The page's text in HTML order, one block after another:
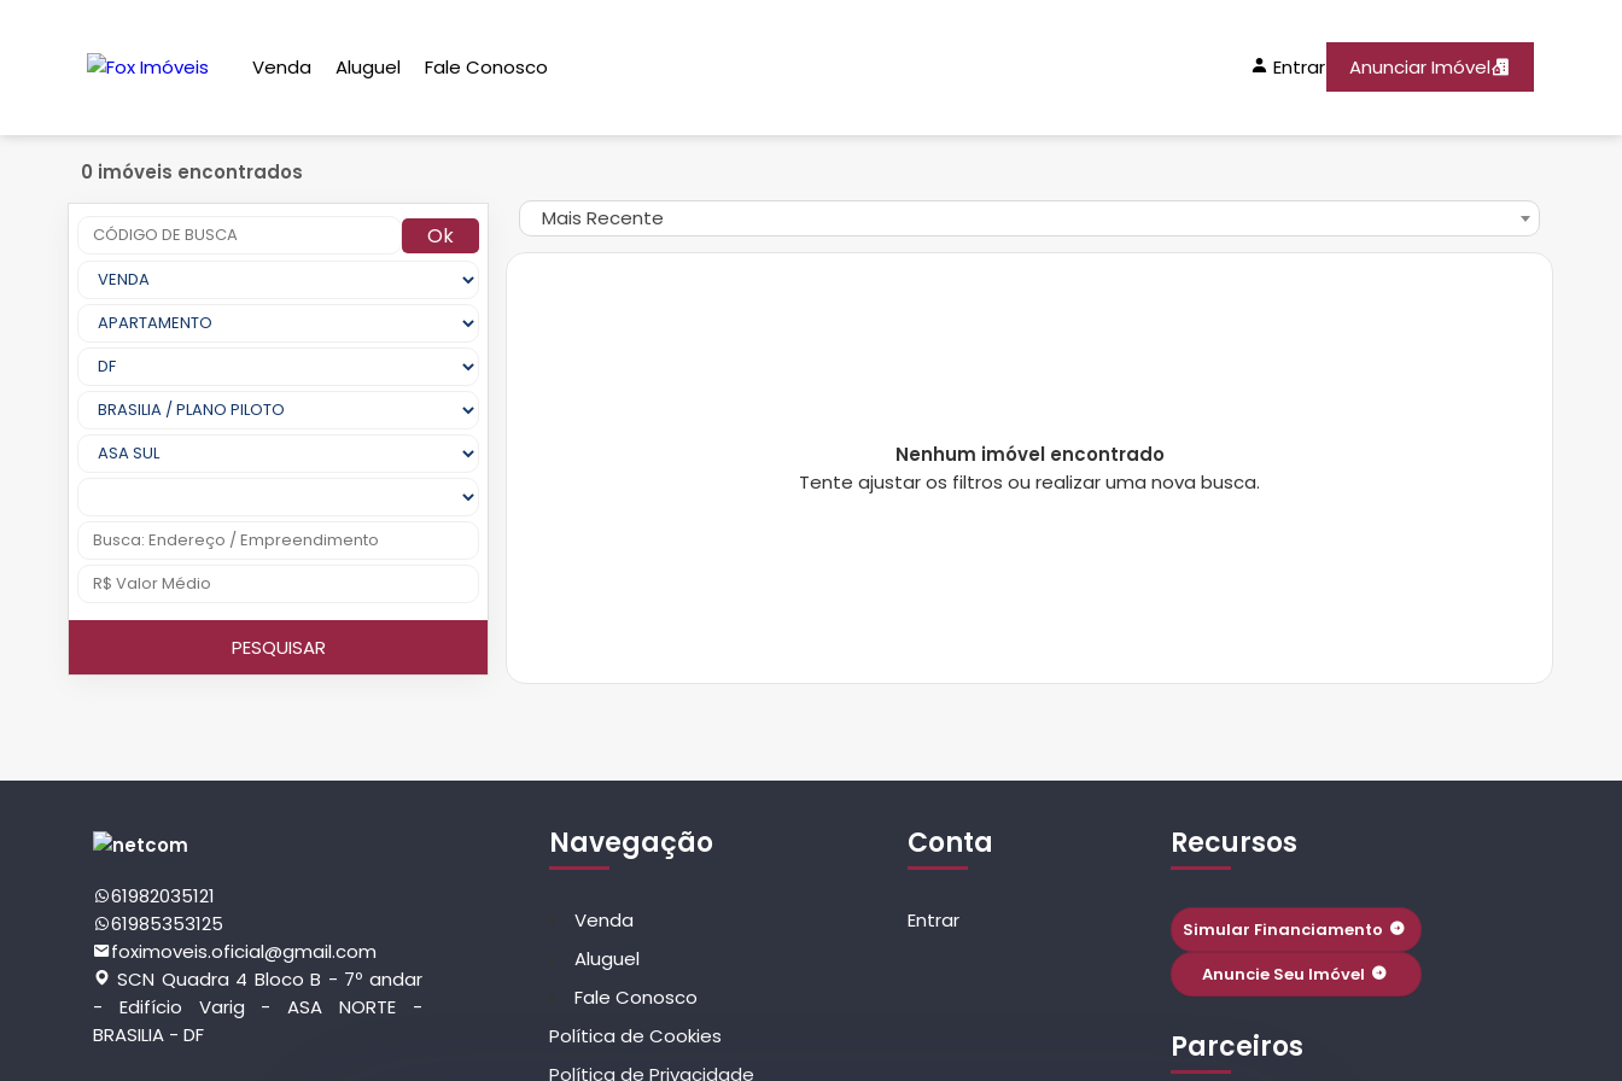
Venda Aluguel Fale Conosco Entrar Anunciar Imóvel
0 imóveis encontrados
Ok
PESQUISAR
Mais Recente
Nenhum imóvel encontrado
Tente ajustar os filtros ou realizar uma nova busca.
61982035121
61985353125
foximoveis.oficial@gmail.com
SCN Quadra 4 Bloco B - 7º andar
- Edifício Varig - ASA NORTE -
BRASILIA - DF
Navegação
Venda
Aluguel
Fale Conosco
Política de Cookies
Política de Privacidade
Conta
Entrar
Recursos
Simular Financiamento
Anuncie Seu Imóvel
Parceiros